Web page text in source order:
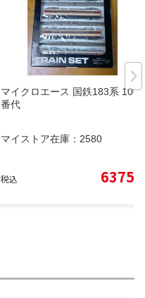
マイクロエース 国鉄183系 1000
番代
マイストア在庫： 2580
税込 6375